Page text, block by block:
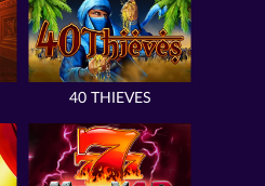
40 THIEVES